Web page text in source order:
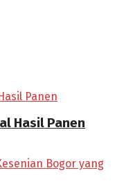
Hasil Panen